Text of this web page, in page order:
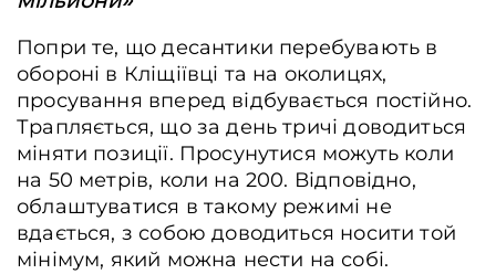
Попри те, що десантики перебувають в
обороні в Кліщіївці та на околицях,
просування вперед відбувається постійно.
Трапляється, що за день тричі доводиться
міняти позиції. Просунутися можуть коли
на 50 метрів, коли на 200. Відповідно,
облаштуватися в такому режимі не
вдається, з собою доводиться носити той
мінімум, який можна нести на собі.